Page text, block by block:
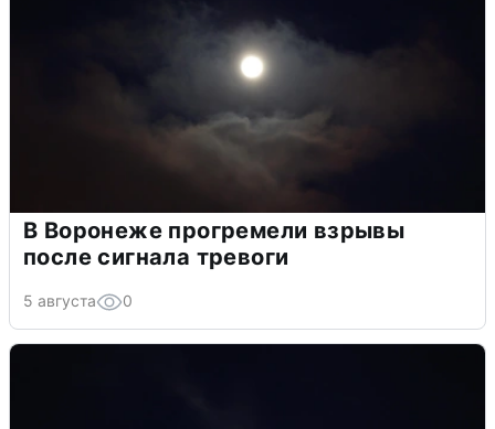
В Воронеже прогремели взрывы
после сигнала тревоги
5 августа 0